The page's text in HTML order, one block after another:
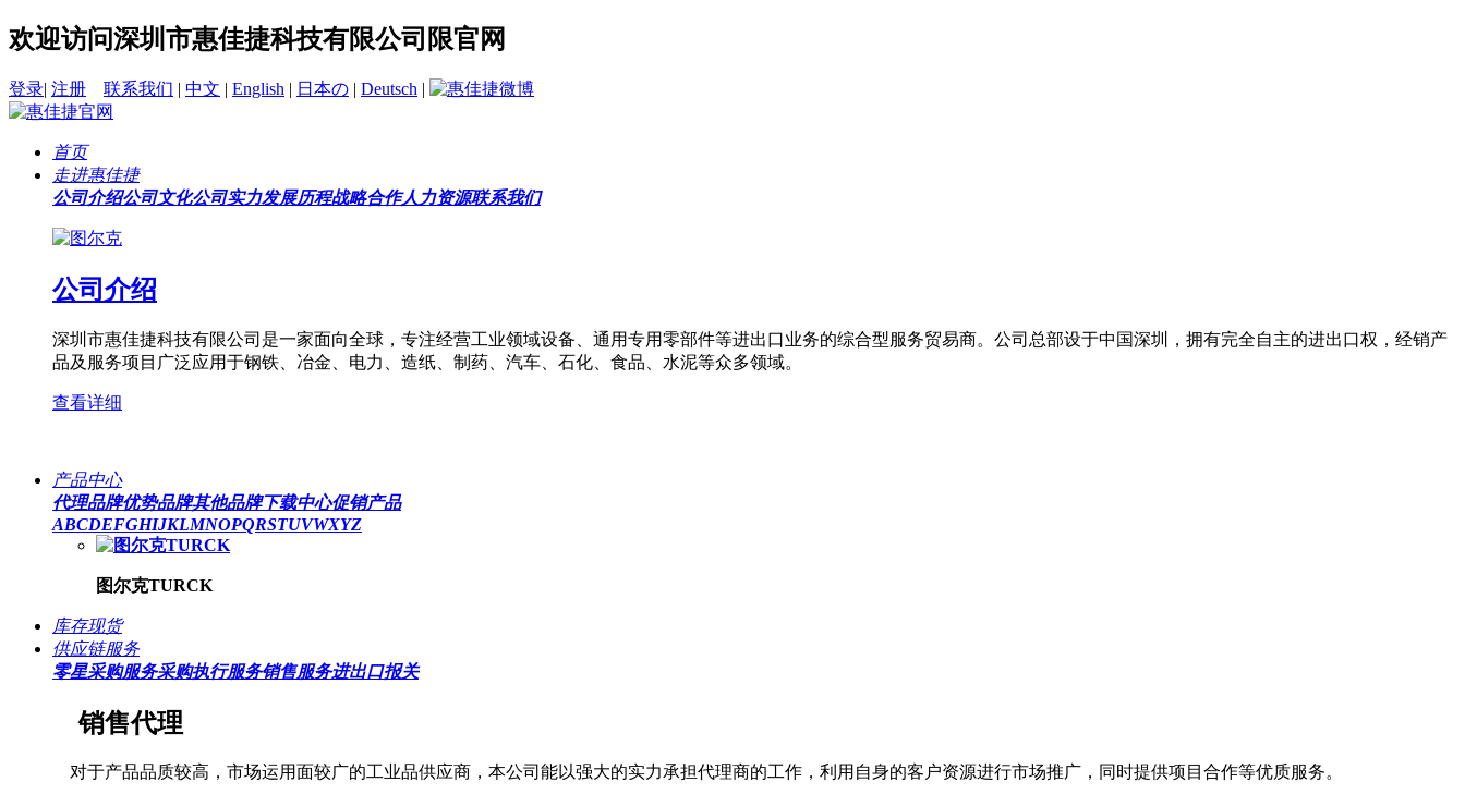
欢迎访问深圳市惠佳捷科技有限公司限官网
登录| 注册 联系我们 | 中文 | English | 日本の | Deutsch |
首页
走进惠佳捷
公司介绍公司文化公司实力发展历程战略合作人力资源联系我们
公司介绍
深圳市惠佳捷科技有限公司是一家面向全球，专注经营工业领域设备、通用专用零部件等进出口业务的综合型服务贸易商。公司总部设于中国深圳，拥有完全自主的进出口权，经销产
品及服务项目广泛应用于钢铁、冶金、电力、造纸、制药、汽车、石化、食品、水泥等众多领域。
查看详细
产品中心
代理品牌优势品牌其他品牌下载中心促销产品
ABCDEFGHIJKLMNOPQRSTUVWXYZ
图尔克TURCK
库存现货
供应链服务
零星采购服务采购执行服务销售服务进出口报关
销售代理
对于产品品质较高，市场运用面较广的工业品供应商，本公司能以强大的实力承担代理商的工作，利用自身的客户资源进行市场推广，同时提供项目合作等优质服务。